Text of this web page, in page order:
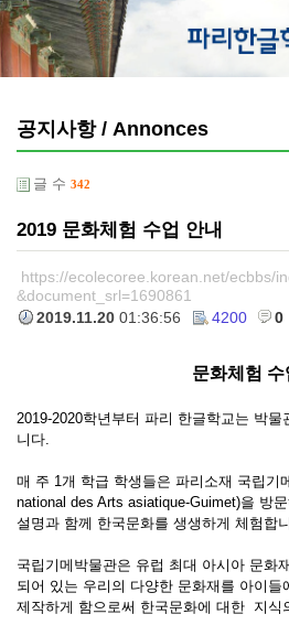
공지사항 / Annonces
글 수 342
2019 문화체험 수업 안내
https://ecolecoree.korean.net/ecbbs/
&document_srl=1690861
2019.11.20 01:36:56 4200 0
문화체험 수
2019-2020학년부터 파리 한글학교는 박
니다.
매 주 1개 학급 학생들은 파리소재 국립기
national des Arts asiatique-Guimet)을 방
설명과 함께 한국문화를 생생하게 체험합
국립기메박물관은 유럽 최대 아시아 문화
되어 있는 우리의 다양한 문화재를 아이들
제작하게 함으로써 한국문화에 대한 지식